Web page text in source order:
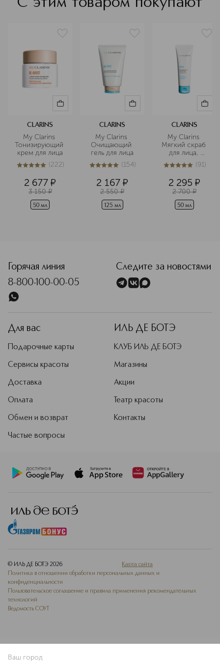
CLARINS
My Clarins
Тонизирующий
крем для лица
5из 5222 (222)
2 677 ¤
3 150 ¤
50 мл
CLARINS
My Clarins
Очищающий
гель для лица
5из 5154 (154)
2 167 ¤
2 550 ¤
125 мл
CLARINS
My Clarins
Мягкий скраб
для лица,
придающий
сияние коже
5из 591 (91)
2 295 ¤
2 700 ¤
50 мл
В КОРЗИНУ
Горячая линия
8-800-100-00-05
Следите за новостями
Для вас
Подарочные карты
Сервисы красоты
Доставка
Оплата
Обмен и возврат
Частые вопросы
ИЛЬ ДЕ БОТЭ
КЛУБ ИЛЬ ДЕ БОТЭ
Магазины
Акции
Театр красоты
Контакты
© ИЛЬ ДЕ БОТЭ 2026
Карта сайта
Политика в отношении обработки персональных данных и
конфиденциальности
Пользовательское соглашение и правила применения рекомендательных
технологий
Ведомость СОУТ
Ваш город